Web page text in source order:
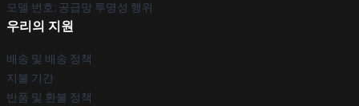
모델 번호: 공급망 투명성 행위
우리의 지원
배송 및 배송 정책
지불 기간
반품 및 환불 정책